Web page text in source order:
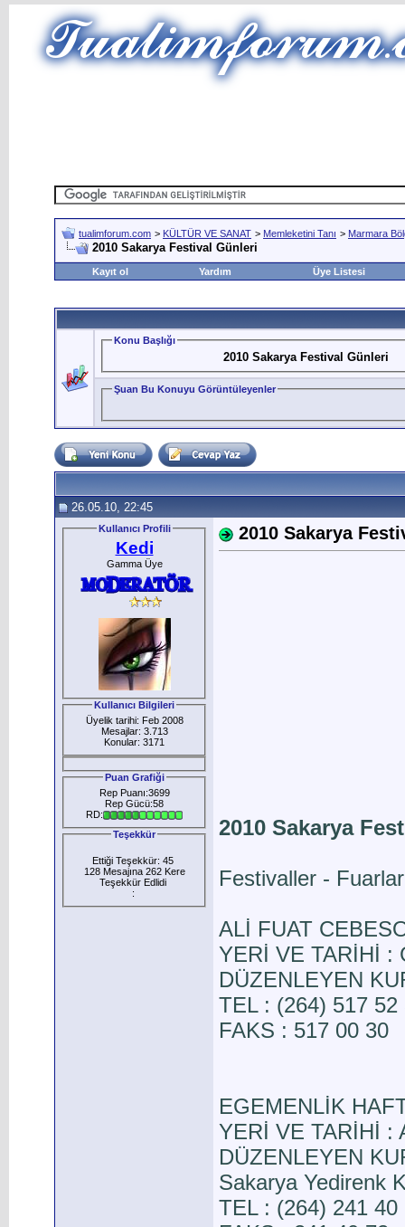
tualimforum.com > KÜLTÜR VE SANAT > Memleketini Tanı > Marmara
2010 Sakarya Festival Günleri
Kayıt ol Yardım Üye Listesi
Konu Başlığı
2010 Sakarya Festival Günleri
Şuan Bu Konuyu Görüntüleyenler
26.05.10, 22:45
Kullanıcı Profili
Kedi
Gamma Üye
Kullanıcı Bilgileri
Üyelik tarihi: Feb 2008
Mesajlar: 3.713
Konular: 3171
Puan Grafiği
Rep Puanı:3699
Rep Gücü:58
RD:
Teşekkür
Ettiği Teşekkür: 45
128 Mesajına 262 Kere
Teşekkür Edlidi
:
2010 Sakarya
2010 Sakarya
Festivaller -
ALİ FUAT
YERİ VE TARİHİ :
DÜZENLEYEN
TEL : (264) 517 52
FAKS : 517 00 30
EGEMENLİK
YERİ VE TARİHİ :
DÜZENLEYEN
Sakarya Yedirenk
TEL : (264) 241